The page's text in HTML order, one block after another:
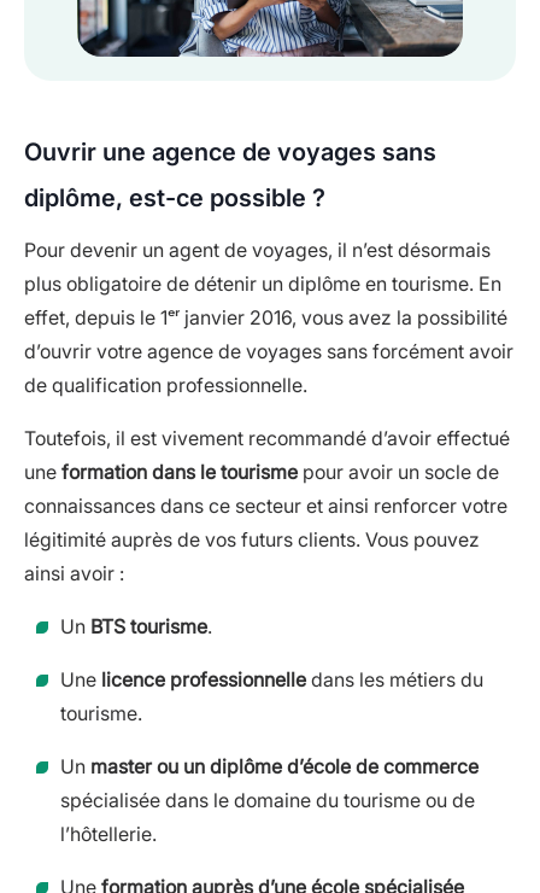
Ouvrir une agence de voyages sans
diplôme, est-ce possible ?
Pour devenir un agent de voyages, il n’est désormais
plus obligatoire de détenir un diplôme en tourisme. En
effet, depuis le 1ᵉʳ janvier 2016, vous avez la possibilité
d’ouvrir votre agence de voyages sans forcément avoir
de qualification professionnelle.
Toutefois, il est vivement recommandé d’avoir effectué
une formation dans le tourisme pour avoir un socle de
connaissances dans ce secteur et ainsi renforcer votre
légitimité auprès de vos futurs clients. Vous pouvez
ainsi avoir :
Un BTS tourisme.
Une licence professionnelle dans les métiers du
tourisme.
Un master ou un diplôme d’école de commerce
spécialisée dans le domaine du tourisme ou de
l’hôtellerie.
Une formation auprès d’une école spécialisée